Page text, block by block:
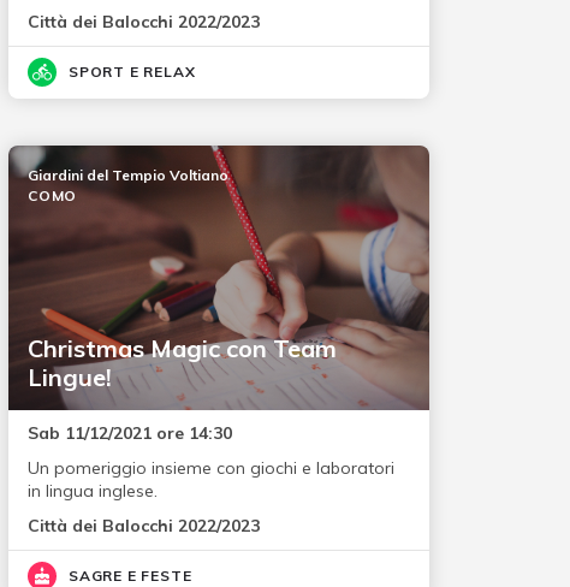
Città dei Balocchi 2022/2023
SPORT E RELAX
Christmas Magic con Team
Lingue!
Giardini del Tempio Voltiano
COMO
Sab 11/12/2021 ore 14:30
Un pomeriggio insieme con giochi e laboratori
in lingua inglese.
Città dei Balocchi 2022/2023
SAGRE E FESTE